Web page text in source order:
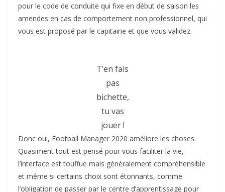
pour le code de conduite qui fixe en début de saison les
amendes en cas de comportement non professionnel, qui
vous est proposé par le capitaine et que vous validez.
T’en fais
pas
bichette,
tu vas
jouer !
Donc oui, Football Manager 2020 améliore les choses.
Quasiment tout est pensé pour vous faciliter la vie,
l’interface est touffue mais généralement compréhensible
et même si certains choix sont étonnants, comme
l’obligation de passer par le centre d’apprentissage pour